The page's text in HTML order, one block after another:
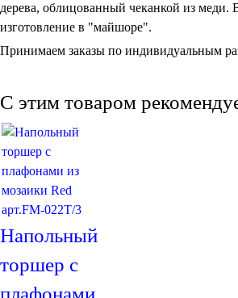
Торшеры Марокко
Торшеры Мозаика
Торшеры со стеклом
Светильники для кафе и ресторанов
Светильники дизайнерские
Светильники Лофт
Светильники с цепочками
Люстры для мечети
Абажуры
Столы и столики
Диваны и кресла
Пуфы и стулья
дерева, облицованный чеканкой из меди.
изготовление в "майшоре".
Принимаем заказы по индивидуальным
C этим товаром
Напольный
торшер с
плафонами